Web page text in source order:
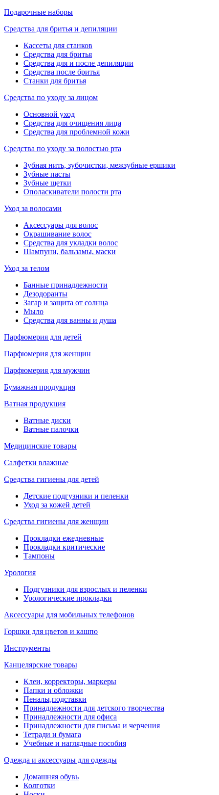
Подарочные наборы
Средства для бритья и депиляции
Кассеты для станков
Средства для бритья
Средства для и после депиляции
Средства после бритья
Станки для бритья
Средства по уходу за лицом
Основной уход
Средства для очищения лица
Средства для проблемной кожи
Средства по уходу за полостью рта
Зубная нить, зубочистки, межзубные ершики
Зубные пасты
Зубные щетки
Ополаскиватели полости рта
Уход за волосами
Аксессуары для волос
Окрашивание волос
Средства для укладки волос
Шампуни, бальзамы, маски
Уход за телом
Банные принадлежности
Дезодоранты
Загар и защита от солнца
Мыло
Средства для ванны и душа
Парфюмерия для детей
Парфюмерия для женщин
Парфюмерия для мужчин
Бумажная продукция
Ватная продукция
Ватные диски
Ватные палочки
Медицинские товары
Салфетки влажные
Средства гигиены для детей
Детские подгузники и пеленки
Уход за кожей детей
Средства гигиены для женщин
Прокладки ежедневные
Прокладки критические
Тампоны
Урология
Подгузники для взрослых и пеленки
Урологические прокладки
Аксессуары для мобильных телефонов
Горшки для цветов и кашпо
Инструменты
Канцелярские товары
Клеи, корректоры, маркеры
Папки и обложки
Пеналы,подставки
Принадлежности для детского творчества
Принадлежности для офиса
Принадлежности для письма и черчения
Тетради и бумага
Учебные и наглядные пособия
Одежда и аксессуары для одежды
Домашняя обувь
Колготки